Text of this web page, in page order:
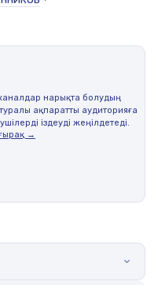
нарықта болудың
ақпаратты аудиторияға
іздеуді жеңілдетеді.
→